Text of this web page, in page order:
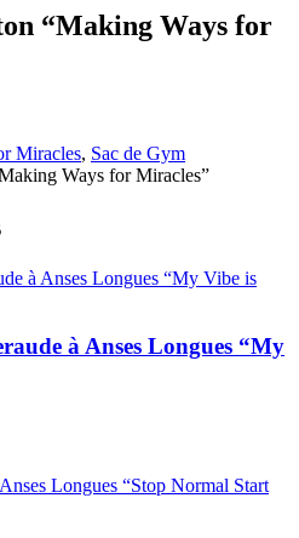
“Making Ways for
Miracles, Sac de Gym
Ways for Miracles”
à Anses Longues “My